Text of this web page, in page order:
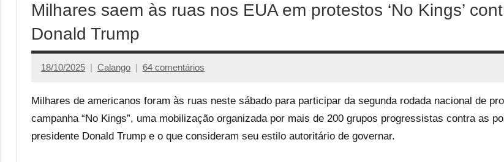
Milhares saem às ruas nos EUA em protestos ‘No Kings’
Donald Trump
18/10/2025 Calango 64 comentários
Milhares de americanos foram às ruas neste sábado para participar da segunda rodada nacional de
campanha “No Kings”, uma mobilização organizada por mais de 200 grupos progressistas contra as
presidente Donald Trump e o que consideram seu estilo autoritário de governar.